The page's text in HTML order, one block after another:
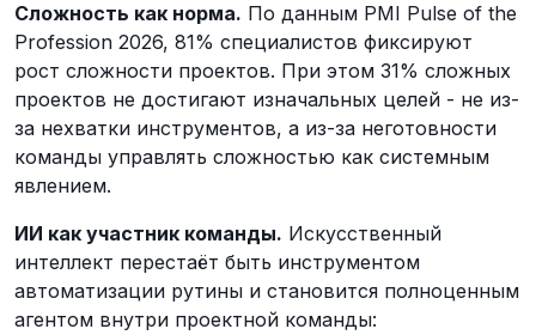
Сложность как норма. По данным PMI Pulse of the
Profession 2026, 81% специалистов фиксируют
рост сложности проектов. При этом 31% сложных
проектов не достигают изначальных целей - не из-
за нехватки инструментов, а из-за неготовности
команды управлять сложностью как системным
явлением.
ИИ как участник команды. Искусственный
интеллект перестаёт быть инструментом
автоматизации рутины и становится полноценным
агентом внутри проектной команды: